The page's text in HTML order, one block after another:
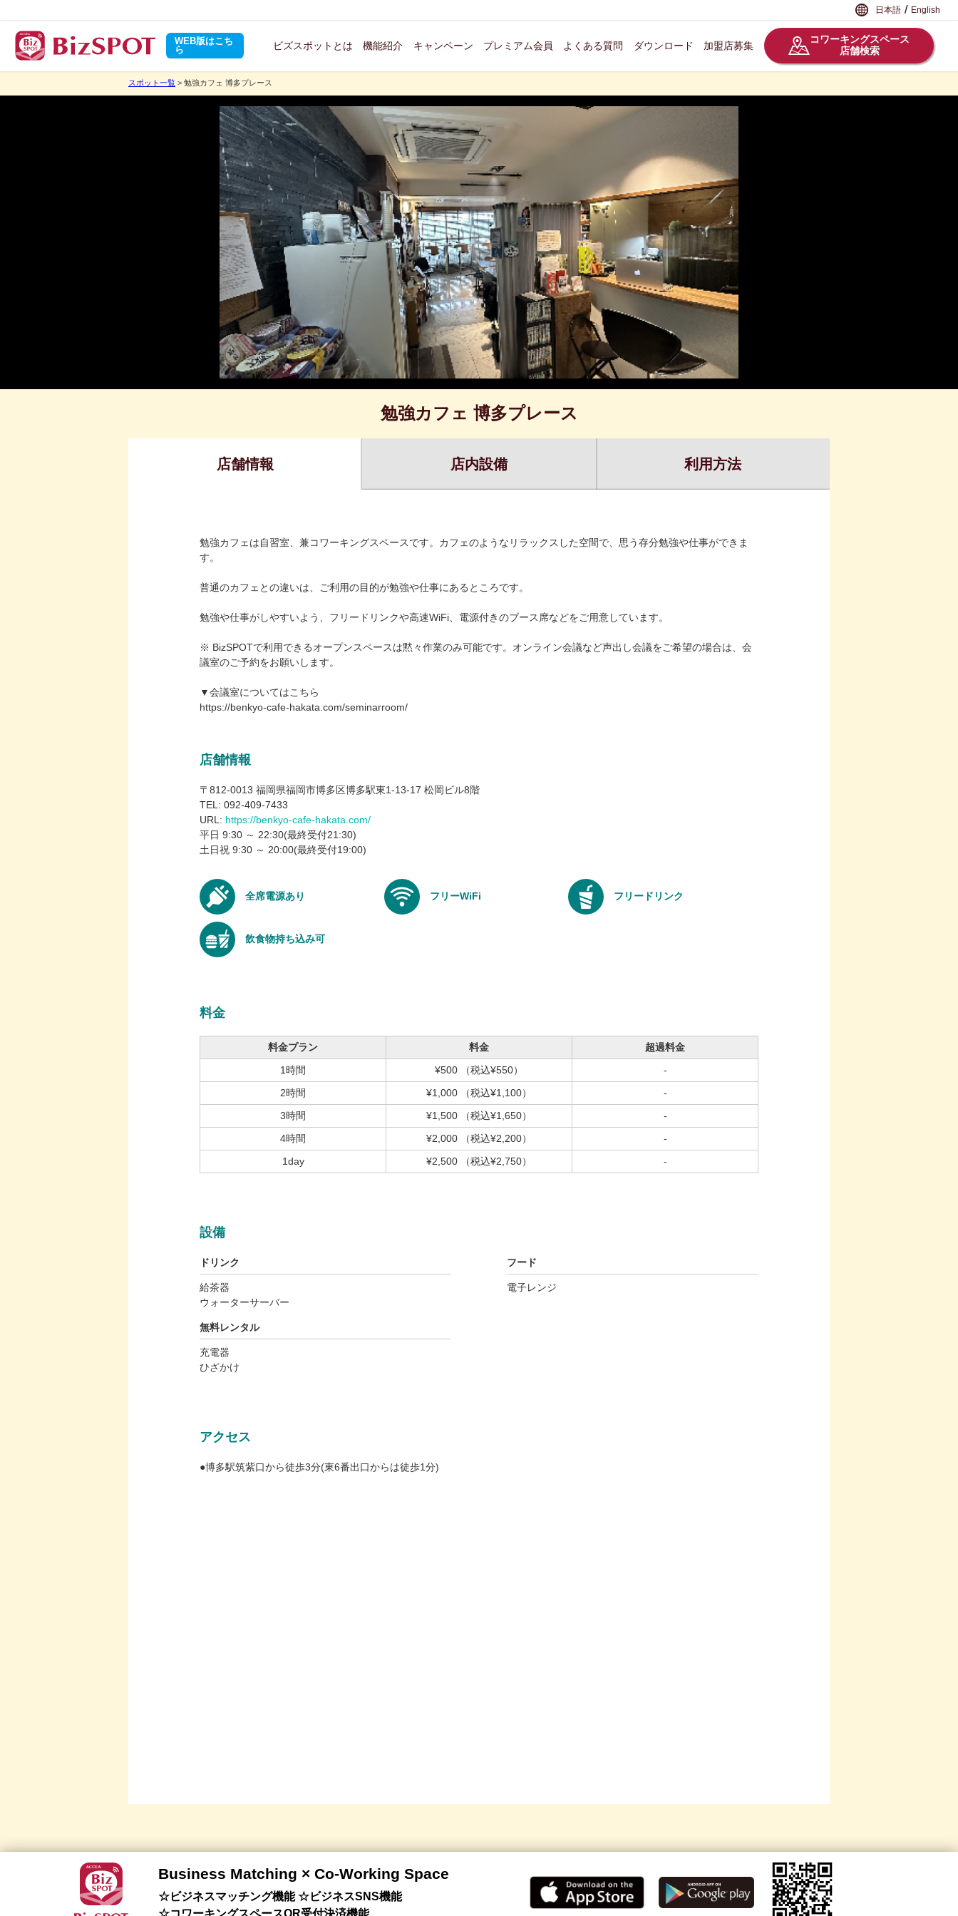
日本語 / English
WEB版はこち
ら
ビズスポットとは 機能紹介 キャンペーン プレミアム会員 よくある質問 ダウンロード 加盟店募集
コワーキングスペース
店舗検索
スポット一覧 > 勉強カフェ 博多プレース
勉強カフェ 博多プレース
店舗情報 店内設備 利用方法
勉強カフェは自習室、兼コワーキングスペースです。カフェのようなリラックスした空間で、思う存分勉強や仕事ができま
す。
普通のカフェとの違いは、ご利用の目的が勉強や仕事にあるところです。
勉強や仕事がしやすいよう、フリードリンクや高速WiFi、電源付きのブース席などをご用意しています。
※ BizSPOTで利用できるオープンスペースは黙々作業のみ可能です。オンライン会議など声出し会議をご希望の場合は、会
議室のご予約をお願いします。
▼会議室についてはこちら
https://benkyo-cafe-hakata.com/seminarroom/
店舗情報
〒812-0013 福岡県福岡市博多区博多駅東1-13-17 松岡ビル8階
TEL: 092‐409‐7433
URL: https://benkyo-cafe-hakata.com/
平日 9:30 ～ 22:30(最終受付21:30)
土日祝 9:30 ～ 20:00(最終受付19:00)
全席電源あり フリーWiFi フリードリンク
飲食物持ち込み可
料金
料金プラン 料金
超過料金
1時間
¥500 （税込¥550）
-
2時間
¥1,000 （税込¥1,100）
-
3時間
¥1,500 （税込¥1,650）
-
4時間
¥2,000 （税込¥2,200）
-
1day
¥2,500 （税込¥2,750） -
設備
ドリンク
給茶器
ウォーターサーバー
フード
電子レンジ
無料レンタル
充電器
ひざかけ
アクセス
●博多駅筑紫口から徒歩3分(東6番出口からは徒歩1分)
Business Matching × Co-Working Space
☆ビジネスマッチング機能 ☆ビジネスSNS機能
☆コワーキングスペースQR受付決済機能